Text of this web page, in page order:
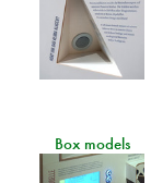
Box models